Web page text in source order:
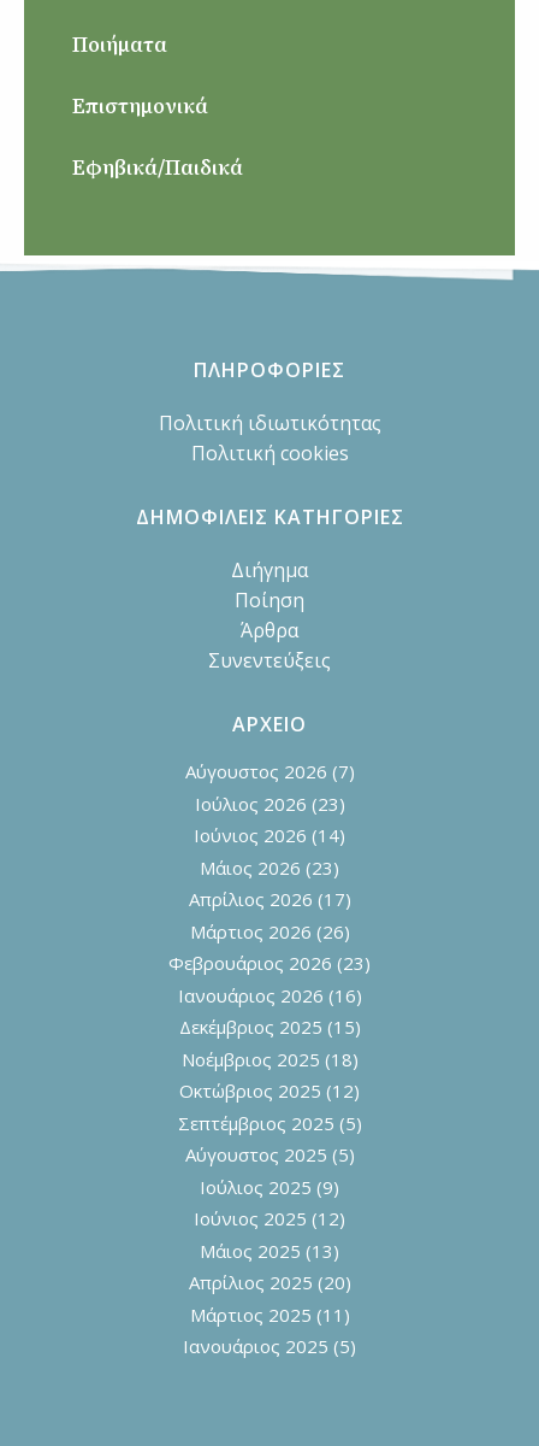
Ποιήματα
Επιστημονικά
Εφηβικά/Παιδικά
ΠΛΗΡΟΦΟΡΙΕΣ
Πολιτική ιδιωτικότητας
Πολιτική cookies
ΔΗΜΟΦΙΛΕΙΣ ΚΑΤΗΓΟΡΙΕΣ
Διήγημα
Ποίηση
Άρθρα
Συνεντεύξεις
ΑΡΧΕΙΟ
Αύγουστος 2026 (7)
Ιούλιος 2026 (23)
Ιούνιος 2026 (14)
Μάιος 2026 (23)
Απρίλιος 2026 (17)
Μάρτιος 2026 (26)
Φεβρουάριος 2026 (23)
Ιανουάριος 2026 (16)
Δεκέμβριος 2025 (15)
Νοέμβριος 2025 (18)
Οκτώβριος 2025 (12)
Σεπτέμβριος 2025 (5)
Αύγουστος 2025 (5)
Ιούλιος 2025 (9)
Ιούνιος 2025 (12)
Μάιος 2025 (13)
Απρίλιος 2025 (20)
Μάρτιος 2025 (11)
Ιανουάριος 2025 (5)